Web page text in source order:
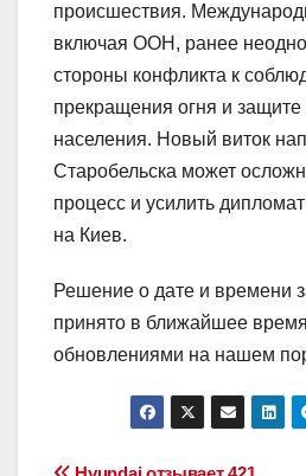
происшествия.
включая ООН, ранее
стороны конфликта к
прекращения огня и защите
населения. Новый виток
Старобельска может
процесс и усилить
на Киев.
Решение о дате и времени
принято в ближайшее
обновлениями на нашем